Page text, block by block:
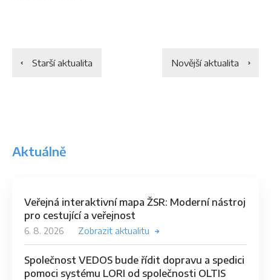
Starší aktualita Novější aktualita
Aktuálně
Veřejná interaktivní mapa ŽSR: Moderní nástroj
pro cestující a veřejnost
6. 8. 2026 Zobrazit aktualitu
Společnost VEDOS bude řídit dopravu a spedici
pomoci systému LORI od společnosti OLTIS